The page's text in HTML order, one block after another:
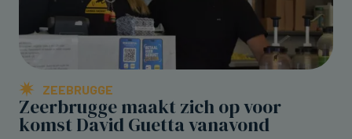
ZEEBRUGGE
Zeerbrugge maakt zich op voor
komst David Guetta vanavond